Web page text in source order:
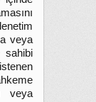
veya
sahibi
veya